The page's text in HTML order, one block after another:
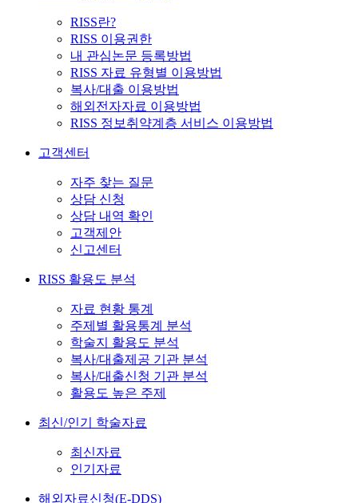
RISS란?
RISS 이용권한
내 관심논문 등록방법
RISS 자료 유형별 이용방법
복사/대출 이용방법
해외전자자료 이용방법
RISS 정보취약계층 서비스 이용방법
고객센터
자주 찾는 질문
상담 신청
상담 내역 확인
고객제안
신고센터
RISS 활용도 분석
자료 현황 통계
주제별 활용통계 분석
학술지 활용도 분석
복사/대출제공 기관 분석
복사/대출신청 기관 분석
활용도 높은 주제
최신/인기 학술자료
최신자료
인기자료
해외자료신청(E-DDS)